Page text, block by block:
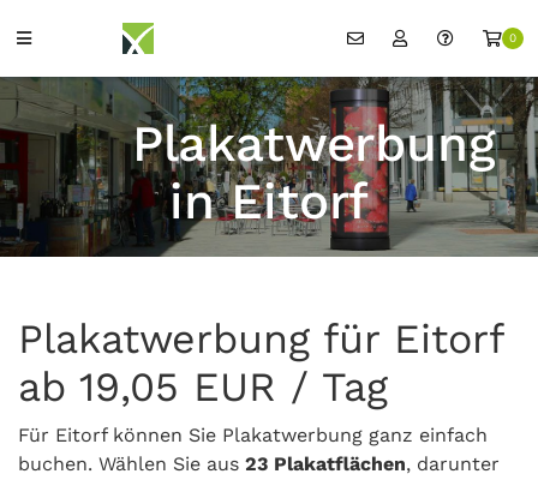
0
Plakatwerbung
in Eitorf
Plakatwerbung für Eitorf
ab 19,05 EUR / Tag
Für Eitorf können Sie Plakatwerbung ganz einfach
buchen. Wählen Sie aus 23 Plakatflächen, darunter